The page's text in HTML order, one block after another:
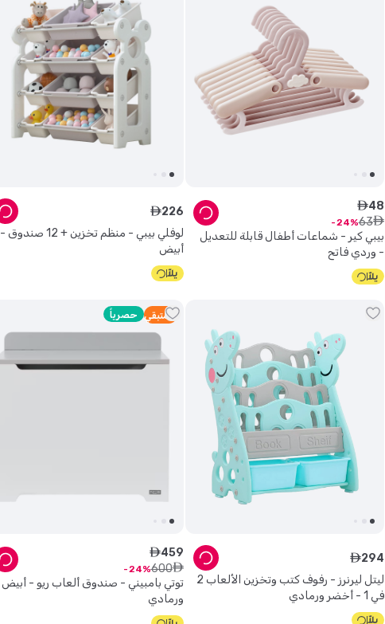
بيبي كير - شماعات أطفال قابلة للتعديل
- وردي فاتح
ê48
ê
63
24
لوفلي بيبي - منظم تخزين + 12 صندوق -
أبيض
ê226
ليتل ليرنرز - رفوف كتب وتخزين الألعاب 2
في 1 - أخضر ورمادي
ê294
2 متبقي حصرياً
توتي بامبيني - صندوق ألعاب ريو - أبيض
ورمادي
ê459
ê
600
24